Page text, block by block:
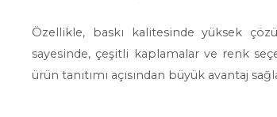
Özellikle, baskı kalitesinde yüksek
sayesinde, çeşitli kaplamalar ve renk
ürün tanıtımı açısından büyük avantaj